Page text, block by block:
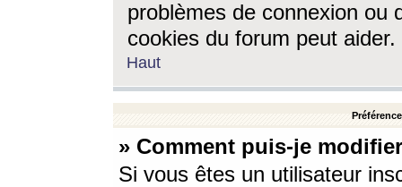
problèmes de connexion ou
cookies du forum peut aider.
Haut
» Comment puis-je
Si vous êtes un utilisateur